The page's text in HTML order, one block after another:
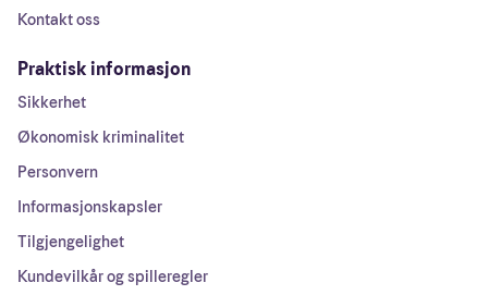
Kontakt oss
Praktisk informasjon
Sikkerhet
Økonomisk kriminalitet
Personvern
Informasjonskapsler
Tilgjengelighet
Kundevilkår og spilleregler